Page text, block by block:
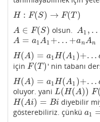
H : F(S) → F(T )
H:F ( S)→F(T
A ∈ F(S)
A∈F S) olsun.A1 , . .
A1 .. .A
A = a1A1 +. .. +anAn
A= a1 A1+... +an A n
H(A) = a1H(A1 )+. ..
H(A)=a 1H A1)+...an H(an )
için F(T )
F(T) ' nin tabanı
H(A) = a1 H(A1 )+. ..
H(A)=a 1H A1)+...an H(an ) =
oluyor. yani L(H(A))
L(H(A)) F
F(T
H(Ai) = Bi
H(Ai)=B diyebilir
gösterebiliriz. çünkü a1
a1 =..